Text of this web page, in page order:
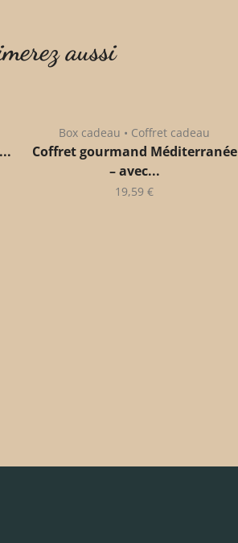
aussi
Box cadeau • Coffret cadeau
Coffret gourmand Méditerranée
– avec...
19,59 €